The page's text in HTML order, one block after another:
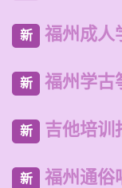
新 福州成人
新 福州学古
新 吉他培训
新 福州通俗